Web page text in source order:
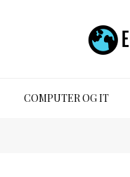
COMPUTER OG IT